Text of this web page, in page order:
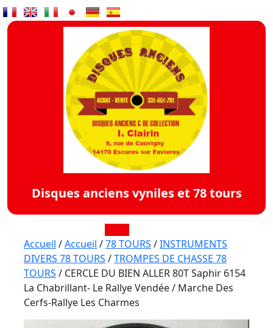
Skip
to
Disques anciens vyniles et 78 tours
Open
Button
Accueil /Accueil /78 TOURS /INSTRUMENTS
DIVERS 78 TOURS /TROMPES DE CHASSE 78
TOURS / CERCLE DU BIEN ALLER 80T Saphir 6154
La Chabrillant- Le Rallye Vendée / Marche Des
Cerfs-Rallye Les Charmes